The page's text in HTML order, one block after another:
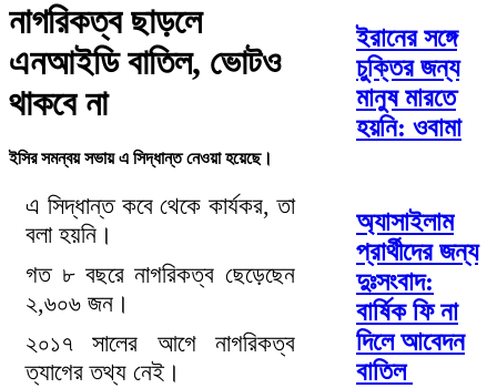
নাগরিকত্ব ছাড়লে
এনআইডি বাতিল, ভোটও
থাকবে না
ইসির সমন্বয় সভায় এ সিদ্ধান্ত নেওয়া হয়েছে।
এ সিদ্ধান্ত কবে থেকে কার্যকর, তা
বলা হয়নি।
গত ৮ বছরে নাগরিকত্ব ছেড়েছেন
২,৬০৬ জন।
২০১৭ সালের আগে নাগরিকত্ব
ত্যাগের তথ্য নেই।
ইরানের সঙ্গে
চুক্তির জন্য
মানুষ মারতে
হয়নি: ওবামা
অ্যাসাইলাম
প্রার্থীদের জন্য
দুঃসংবাদ:
বার্ষিক ফি না
দিলে আবেদন
বাতিল